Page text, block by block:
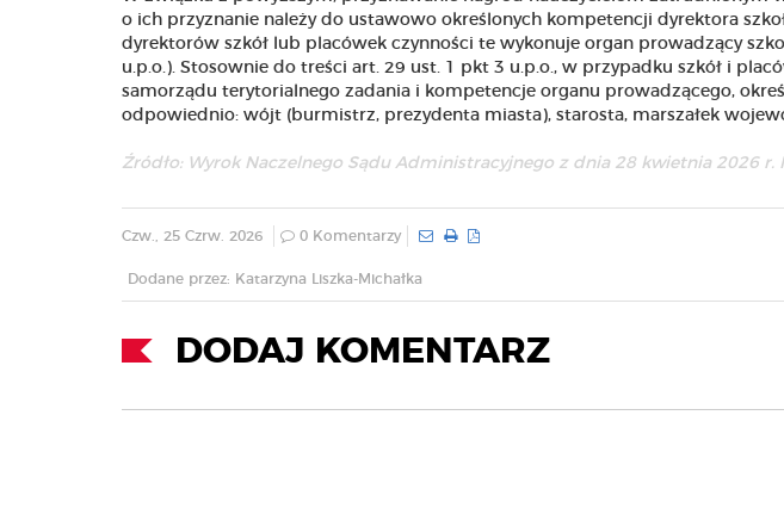
o ich przyznanie należy do ustawowo określonych kompetencji dyrektora
dyrektorów szkół lub placówek czynności te wykonuje organ prowadzący
u.p.o.). Stosownie do treści art. 29 ust. 1 pkt 3 u.p.o., w przypadku szkół i
samorządu terytorialnego zadania i kompetencje organu prowadzącego,
odpowiednio: wójt (burmistrz, prezydenta miasta), starosta, marszałek
Źródło: Wyrok Naczelnego Sądu Administracyjnego z dnia 28 kwietnia 2026 r.
Czw., 25 Czrw. 2026 0 Komentarzy
Dodane przez: Katarzyna Liszka-Michałka
DODAJ KOMENTARZ